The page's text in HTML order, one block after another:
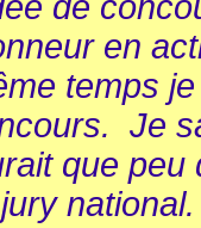
en
temps
Je
que